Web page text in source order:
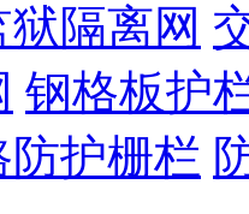
狱隔离网
钢格板护
防护栅栏